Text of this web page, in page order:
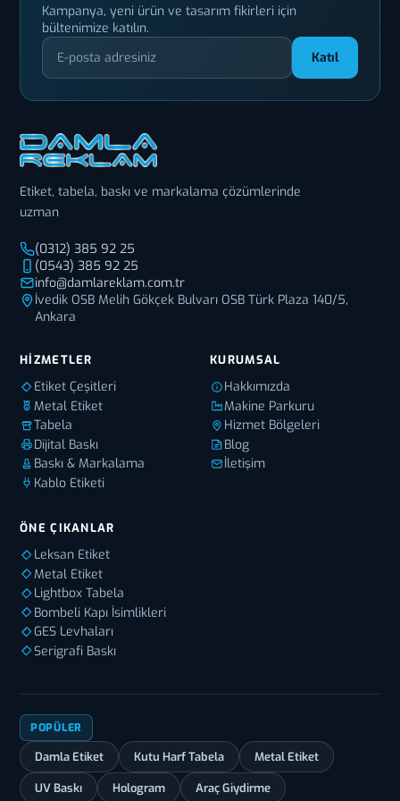
Kampanya, yeni ürün ve tasarım fikirleri için
bültenimize katılın.
Katıl
Etiket, tabela, baskı ve markalama çözümlerinde
uzman
(0312) 385 92 25
(0543) 385 92 25
info@damlareklam.com.tr
İvedik OSB Melih Gökçek Bulvarı OSB Türk Plaza 140/5,
Ankara
HIZMETLER
Etiket Çeşitleri
Metal Etiket
Tabela
Dijital Baskı
Baskı & Markalama
Kablo Etiketi
KURUMSAL
Hakkımızda
Makine Parkuru
Hizmet Bölgeleri
Blog
İletişim
ÖNE ÇIKANLAR
Leksan Etiket
Metal Etiket
Lightbox Tabela
Bombeli Kapı İsimlikleri
GES Levhaları
Serigrafi Baskı
POPÜLER
Damla Etiket Kutu Harf Tabela Metal Etiket
UV Baskı Hologram Araç Giydirme